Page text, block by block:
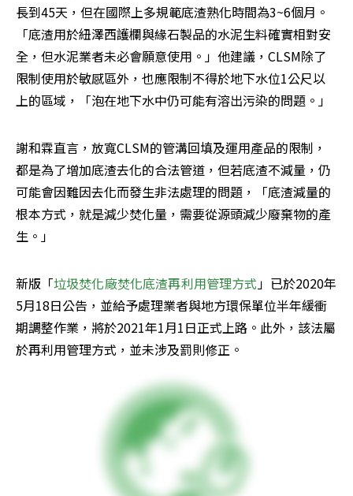
長到45天，但在國際上多規範底渣熟化時間為3~6個月。
「底渣用於紐澤西護欄與緣石製品的水泥生料確實相對安
全，但水泥業者未必會願意使用。」他建議，CLSM除了
限制使用於敏感區外，也應限制不得於地下水位1公尺以
上的區域，「泡在地下水中仍可能有溶出污染的問題。」
謝和霖直言，放寬CLSM的管溝回填及運用產品的限制，
都是為了增加底渣去化的合法管道，但若底渣不減量，仍
可能會因難因去化而發生非法處理的問題，「底渣減量的
根本方式，就是減少焚化量，需要從源頭減少廢棄物的產
生。」
新版「垃圾焚化廠焚化底渣再利用管理方式 」已於2020年
5月18日公告，並給予處理業者與地方環保單位半年緩衝
期調整作業，將於2021年1月1日正式上路。此外，該法屬
於再利用管理方式，並未涉及罰則修正。